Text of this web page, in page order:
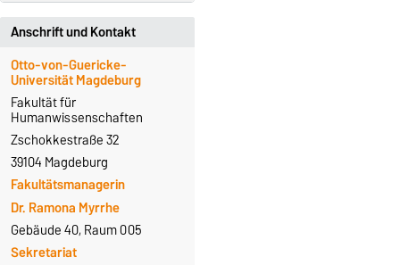
Anschrift und Kontakt
Otto-von-Guericke-
Universität Magdeburg
Fakultät für
Humanwissenschaften
Zschokkestraße 32
39104 Magdeburg
Fakultätsmanagerin
Dr. Ramona Myrrhe
Gebäude 40, Raum 005
Sekretariat